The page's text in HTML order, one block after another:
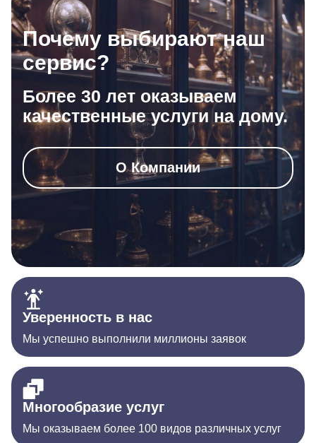
Почему выбирают наш
сервис?
Более 30 лет оказываем
качественные услуги на дому.
О Компании
Уверенность в нас
Мы успешно выполнили миллионы заявок
Многообразие услуг
Мы оказываем более 100 видов различных услуг